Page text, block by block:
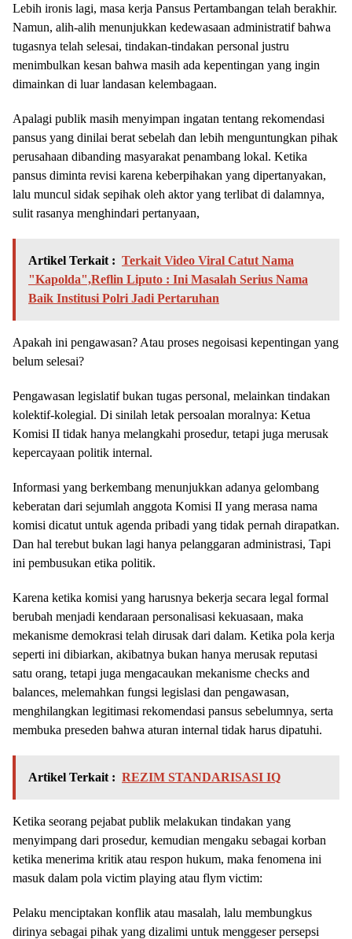
Lebih ironis lagi, masa kerja Pansus Pertambangan telah berakhir.
Namun, alih-alih menunjukkan kedewasaan administratif bahwa
tugasnya telah selesai, tindakan-tindakan personal justru
menimbulkan kesan bahwa masih ada kepentingan yang ingin
dimainkan di luar landasan kelembagaan.
Apalagi publik masih menyimpan ingatan tentang rekomendasi
pansus yang dinilai berat sebelah dan lebih menguntungkan pihak
perusahaan dibanding masyarakat penambang lokal. Ketika
pansus diminta revisi karena keberpihakan yang dipertanyakan,
lalu muncul sidak sepihak oleh aktor yang terlibat di dalamnya,
sulit rasanya menghindari pertanyaan,
Artikel Terkait : Terkait Video Viral Catut Nama
"Kapolda",Reflin Liputo : Ini Masalah Serius Nama
Baik Institusi Polri Jadi Pertaruhan
Apakah ini pengawasan? Atau proses negoisasi kepentingan yang
belum selesai?
Pengawasan legislatif bukan tugas personal, melainkan tindakan
kolektif-kolegial. Di sinilah letak persoalan moralnya: Ketua
Komisi II tidak hanya melangkahi prosedur, tetapi juga merusak
kepercayaan politik internal.
Informasi yang berkembang menunjukkan adanya gelombang
keberatan dari sejumlah anggota Komisi II yang merasa nama
komisi dicatut untuk agenda pribadi yang tidak pernah dirapatkan.
Dan hal terebut bukan lagi hanya pelanggaran administrasi, Tapi
ini pembusukan etika politik.
Karena ketika komisi yang harusnya bekerja secara legal formal
berubah menjadi kendaraan personalisasi kekuasaan, maka
mekanisme demokrasi telah dirusak dari dalam. Ketika pola kerja
seperti ini dibiarkan, akibatnya bukan hanya merusak reputasi
satu orang, tetapi juga mengacaukan mekanisme checks and
balances, melemahkan fungsi legislasi dan pengawasan,
menghilangkan legitimasi rekomendasi pansus sebelumnya, serta
membuka preseden bahwa aturan internal tidak harus dipatuhi.
Artikel Terkait : REZIM STANDARISASI IQ
Ketika seorang pejabat publik melakukan tindakan yang
menyimpang dari prosedur, kemudian mengaku sebagai korban
ketika menerima kritik atau respon hukum, maka fenomena ini
masuk dalam pola victim playing atau flym victim:
Pelaku menciptakan konflik atau masalah, lalu membungkus
dirinya sebagai pihak yang dizalimi untuk menggeser persepsi